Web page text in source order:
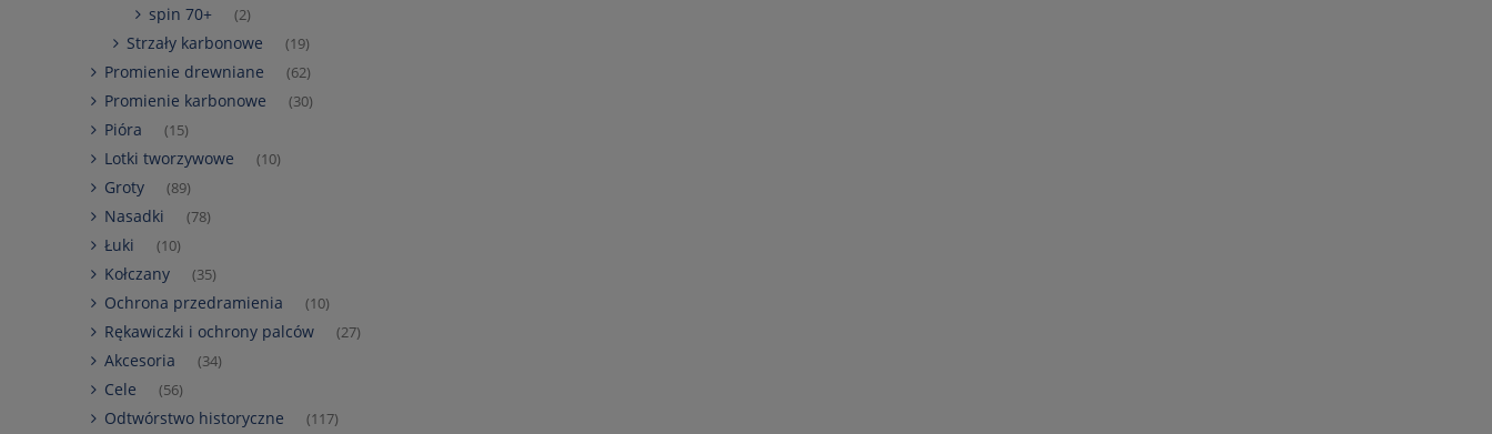
spin 70+ (2)
Strzały karbonowe (19)
Promienie drewniane (62)
Promienie karbonowe (30)
Pióra (15)
Lotki tworzywowe (10)
Groty (89)
Nasadki (78)
Łuki (10)
Kołczany (35)
Ochrona przedramienia (10)
Rękawiczki i ochrony palców (27)
Akcesoria (34)
Cele (56)
Odtwórstwo historyczne (117)